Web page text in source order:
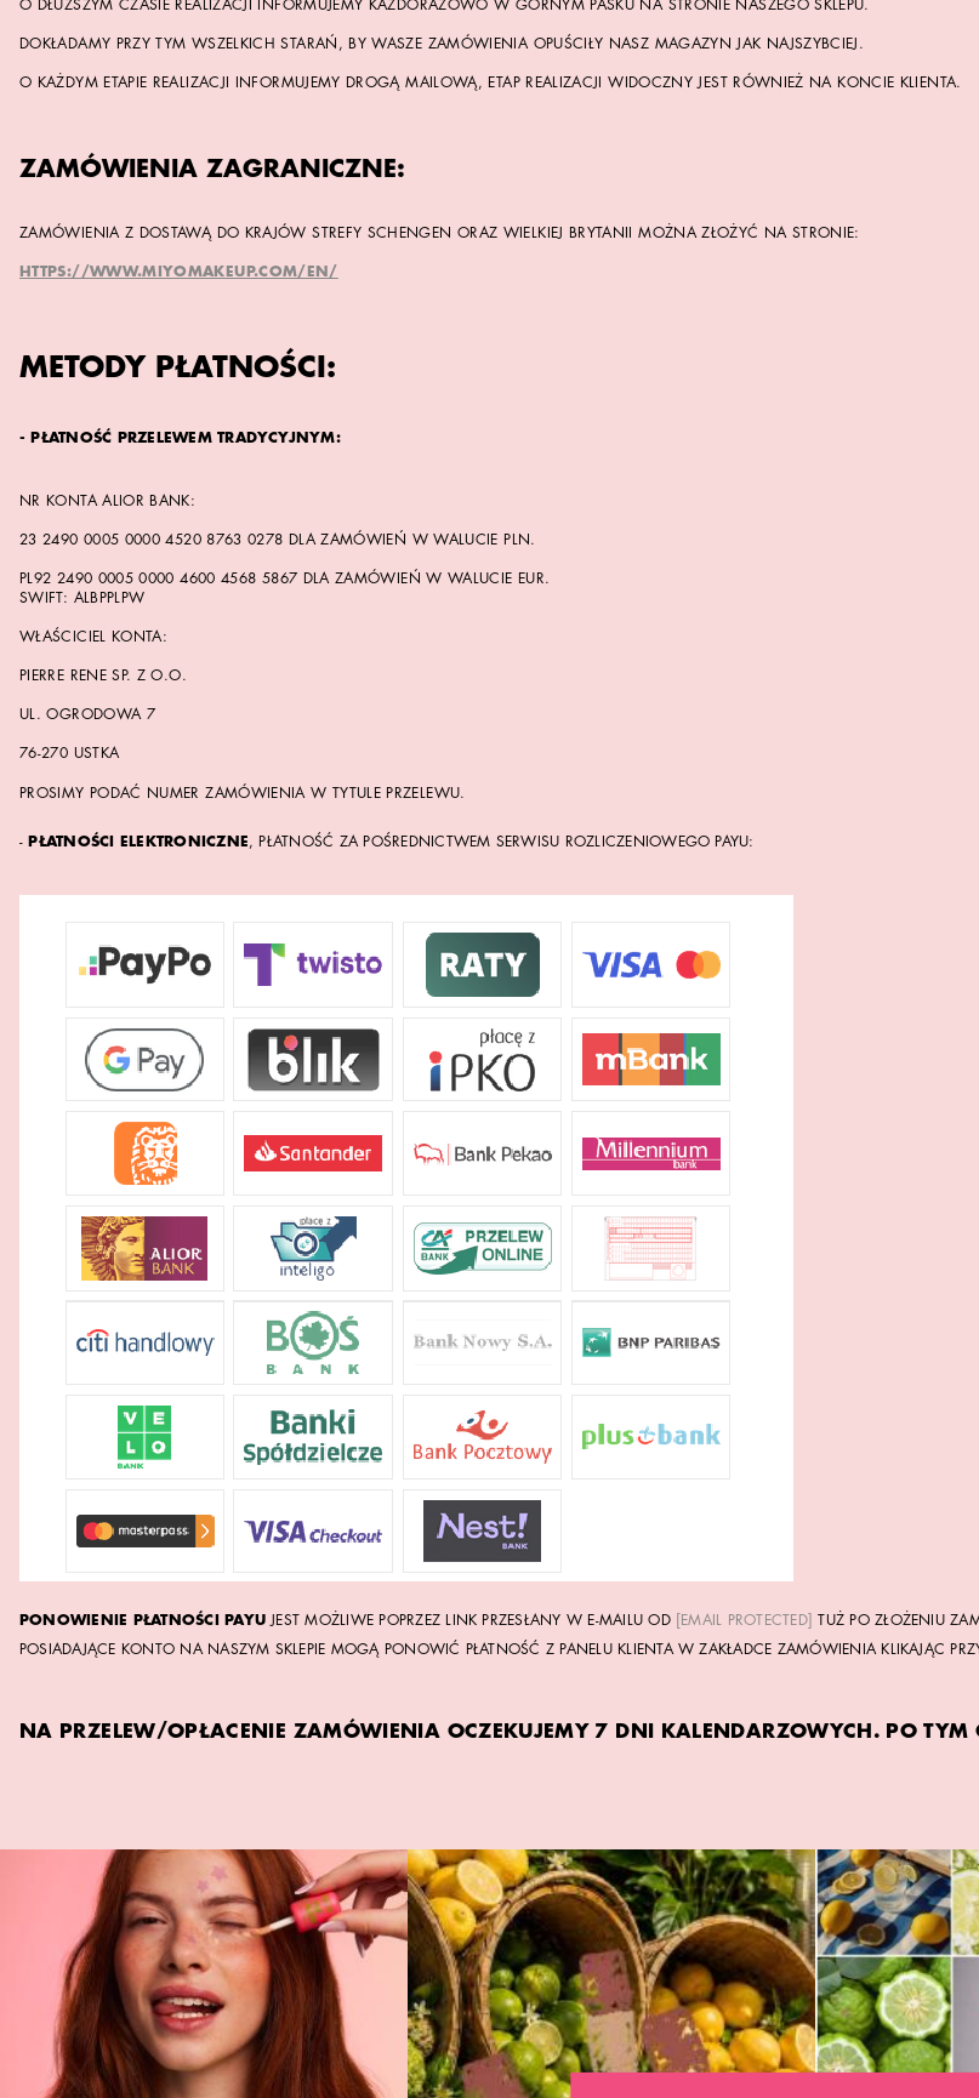
O DŁUŻSZYM CZASIE REALIZACJI INFORMUJEMY KAŻDORAZOWO W GÓRNYM PASKU NA STRONIE NASZEGO SKLEPU.
DOKŁADAMY PRZY TYM WSZELKICH STARAŃ, BY WASZE ZAMÓWIENIA OPUŚCIŁY NASZ MAGAZYN JAK NAJSZYBCIEJ.
O KAŻDYM ETAPIE REALIZACJI INFORMUJEMY DROGĄ MAILOWĄ, ETAP REALIZACJI WIDOCZNY JEST RÓWNIEŻ NA KONCIE KLIENTA.
ZAMÓWIENIA ZAGRANICZNE:
ZAMÓWIENIA Z DOSTAWĄ DO KRAJÓW STREFY SCHENGEN ORAZ WIELKIEJ BRYTANII MOŻNA ZŁOŻYĆ NA STRONIE:
HTTPS://WWW.MIYOMAKEUP.COM/EN/
METODY PŁATNOŚCI:
- PŁATNOŚĆ PRZELEWEM TRADYCYJNYM:
NR KONTA ALIOR BANK:
23 2490 0005 0000 4520 8763 0278 DLA ZAMÓWIEŃ W WALUCIE PLN.
PL92 2490 0005 0000 4600 4568 5867 DLA ZAMÓWIEŃ W WALUCIE EUR.
SWIFT: ALBPPLPW
WŁAŚCICIEL KONTA:
PIERRE RENE SP. Z O.O.
UL. OGRODOWA 7
76-270 USTKA
PROSIMY PODAĆ NUMER ZAMÓWIENIA W TYTULE PRZELEWU.
- PŁATNOŚCI ELEKTRONICZNE, PŁATNOŚĆ ZA POŚREDNICTWEM SERWISU ROZLICZENIOWEGO PAYU:
PONOWIENIE PŁATNOŚCI PAYUJEST MOŻLIWE POPRZEZ LINK PRZESŁANY W E-MAILU OD [EMAIL PROTECTED]
TUŻ PO ZŁOŻENIU
POSIADAJĄCE KONTO NA NASZYM SKLEPIE MOGĄ PONOWIĆ PŁATNOŚĆ Z PANELU KLIENTA W ZAKŁADCE ZAMÓWIENIA KLIKAJĄC
NA PRZELEW/OPŁACENIE ZAMÓWIENIA OCZEKUJEMY 7 DNI KALENDARZOWYCH. PO